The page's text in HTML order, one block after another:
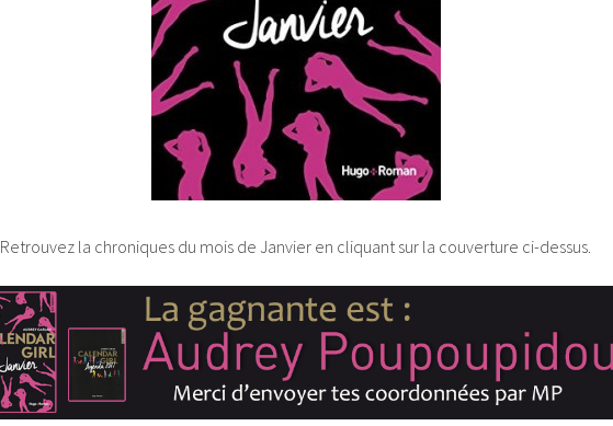
Retrouvez la chroniques du mois de Janvier en cliquant sur la couverture ci-dessus.